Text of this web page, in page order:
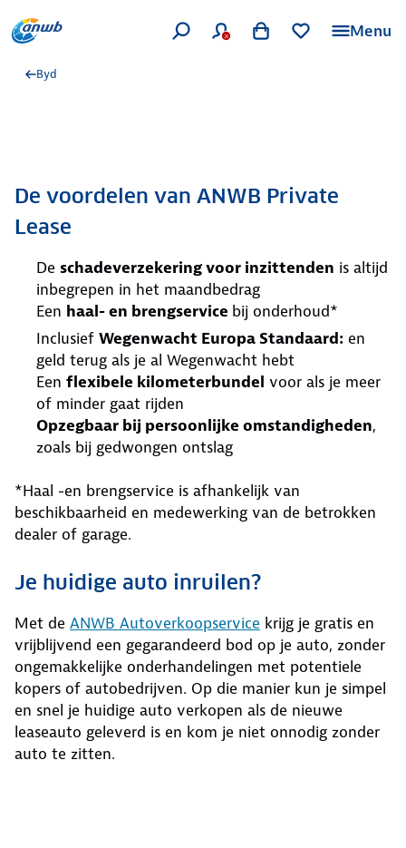
Menu
Byd
De voordelen van ANWB Private
Lease
De schadeverzekering voor inzittenden is altijd
inbegrepen in het maandbedrag
Een haal- en brengservice bij onderhoud*
Inclusief Wegenwacht Europa Standaard: en
geld terug als je al Wegenwacht hebt
Een flexibele kilometerbundel voor als je meer
of minder gaat rijden
Opzegbaar bij persoonlijke omstandigheden,
zoals bij gedwongen ontslag
*Haal -en brengservice is afhankelijk van
beschikbaarheid en medewerking van de betrokken
dealer of garage.
Je huidige auto inruilen?
Met de ANWB Autoverkoopservice krijg je gratis en
vrijblijvend een gegarandeerd bod op je auto, zonder
ongemakkelijke onderhandelingen met potentiele
kopers of autobedrijven. Op die manier kun je simpel
en snel je huidige auto verkopen als de nieuwe
leaseauto geleverd is en kom je niet onnodig zonder
auto te zitten.